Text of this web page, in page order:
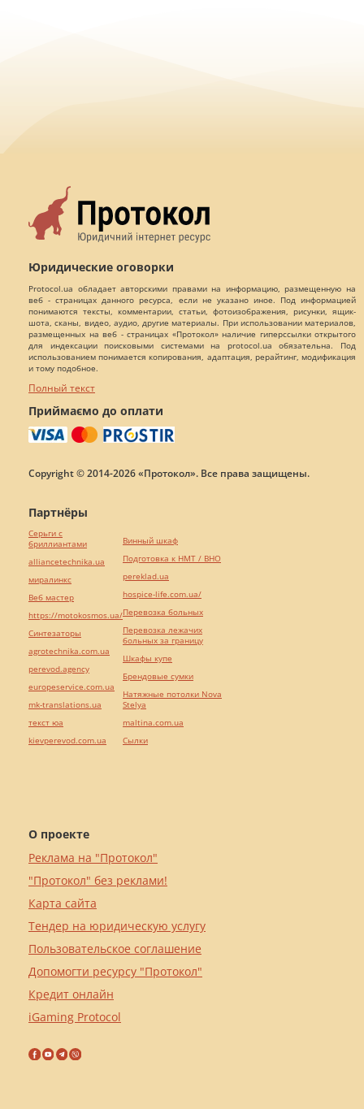
Юридические оговорки
Protocol.ua обладает авторскими правами на информацию, размещенную на
веб - страницах данного ресурса, если не указано иное. Под информацией
понимаются тексты, комментарии, статьи, фотоизображения, рисунки, ящик-
шота, сканы, видео, аудио, другие материалы. При использовании материалов,
размещенных на веб - страницах «Протокол» наличие гиперссылки открытого
для индексации поисковыми системами на protocol.ua обязательна. Под
использованием понимается копирования, адаптация, рерайтинг, модификация
и тому подобное.
Полный текст
Приймаємо до оплати
Copyright © 2014-2026 «Протокол». Все права защищены.
О проекте
Реклама на "Протокол"
"Протокол" без реклами!
Карта сайта
Тендер на юридическую услугу
Пользовательское соглашение
Допомогти ресурсу "Протокол"
Кредит онлайн
iGaming Protocol
Партнёры
Серьги с
бриллиантами
alliancetechnika.ua
миралинкс
Веб мастер
https://motokosmos.ua/
Синтезаторы
agrotechnika.com.ua
perevod.agency
europeservice.com.ua
mk-translations.ua
текст юа
kievperevod.com.ua
Винный шкаф
Подготовка к НМТ / ВНО
pereklad.ua
hospice-life.com.ua/
Перевозка больных
Перевозка лежачих
больных за границу
Шкафы купе
Брендовые сумки
Натяжные потолки Nova
Stelya
maltina.com.ua
Cылки